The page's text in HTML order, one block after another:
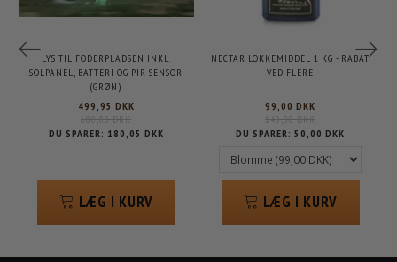
LYS TIL FODERPLADSEN INKL.
SOLPANEL, BATTERI OG PIR SENSOR
(GRØN)
499,95 DKK
680,00 DKK
DU SPARER: 180,05 DKK
LÆG I KURV
NECTAR LOKKEMIDDEL 1 KG - RABAT
VED FLERE
99,00 DKK
149,00 DKK
DU SPARER:50,00 DKK
LÆG I KURV